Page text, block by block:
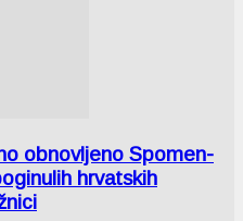
obnovljeno Spomen-
hrvatskih